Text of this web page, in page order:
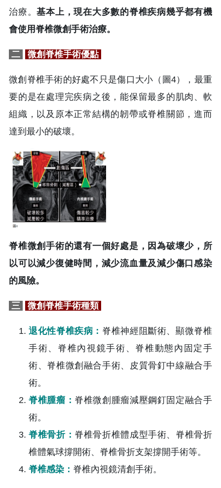
治療。基本上，現在大多數的脊椎疾病幾乎都有機
會使用脊椎微創手術治療。
二 微創脊椎手術優點
微創脊椎手術的好處不只是傷口大小（圖4），最重
要的是在處理完疾病之後，能保留最多的肌肉、軟
組織，以及原本正常結構的韌帶或脊椎關節，進而
達到最小的破壞。
脊椎微創手術的還有一個好處是，因為破壞少，所
以可以減少復健時間，減少流血量及減少傷口感染
的風險。
三 微創脊椎手術種類
退化性脊椎疾病： 脊椎神經阻斷術、顯微脊椎
手術、脊椎內視鏡手術、脊椎動態內固定手
術、脊椎微創融合手術、皮質骨釘中線融合手
術。
脊椎腫瘤： 脊椎微創腫瘤減壓鋼釘固定融合手
術。
脊椎骨折： 脊椎骨折椎體成型手術、脊椎骨折
椎體氣球撐開術、脊椎骨折支架撐開手術等。
脊椎感染： 脊椎內視鏡清創手術。